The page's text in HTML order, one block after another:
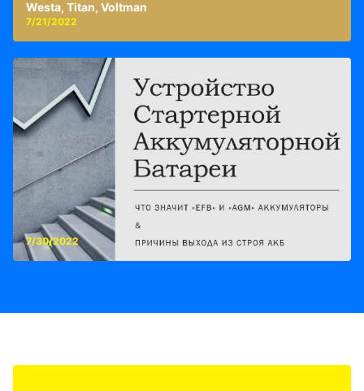
Westa, Titan, Voltman
7/21/2022
7/30/2022